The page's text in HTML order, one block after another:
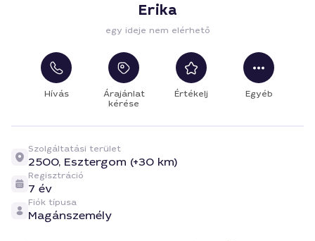
Erika
egy ideje nem elérhető
Hívás
Árajánlat
kérése
Értékelj Egyéb
Szolgáltatási terület
2500, Esztergom (+30 km)
Regisztráció
7 év
Fiók típusa
Magánszemély